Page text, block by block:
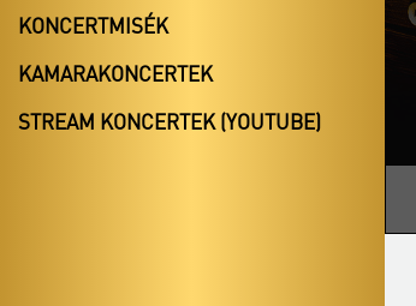
KONCERTMISÉK
KAMARAKONCERTEK
STREAM KONCERTEK (YOUTUBE)